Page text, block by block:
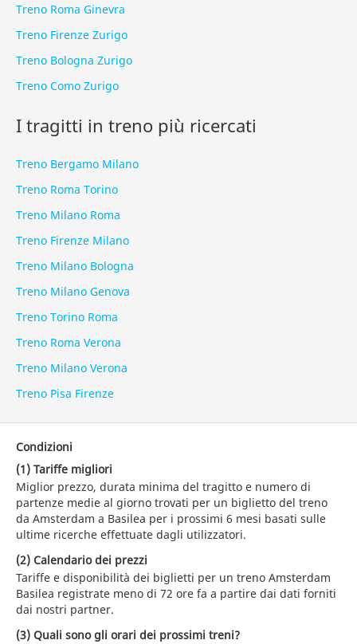
Treno Roma Ginevra
Treno Firenze Zurigo
Treno Bologna Zurigo
Treno Como Zurigo
I tragitti in treno più ricercati
Treno Bergamo Milano
Treno Roma Torino
Treno Milano Roma
Treno Firenze Milano
Treno Milano Bologna
Treno Milano Genova
Treno Torino Roma
Treno Roma Verona
Treno Milano Verona
Treno Pisa Firenze
Condizioni
(1) Tariffe migliori
Miglior prezzo, durata minima del tragitto e numero di
partenze medie al giorno trovati per un biglietto del treno
da Amsterdam a Basilea per i prossimi 6 mesi basati sulle
ultime ricerche effettuate dagli utilizzatori.
(2) Calendario dei prezzi
Tariffe e disponibilità dei biglietti per un treno Amsterdam
Basilea registrate meno di 72 ore fa a partire dai dati forniti
dai nostri partner.
(3) Quali sono gli orari dei prossimi treni?